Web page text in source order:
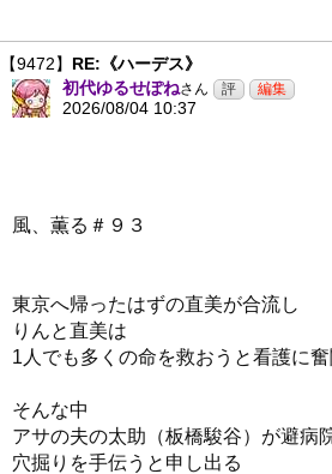
【9472】 RE:《ハーデス》
初代ゆるせぽねさん
2026/08/04 10:37
風、薫る＃９３
東京へ帰ったはずの直美が合流し
りんと直美は
1人でも多くの命を救おうと看護に
そんな中
アサの夫の太助（板橋駿谷）が避病
穴掘りを手伝うと申し出る